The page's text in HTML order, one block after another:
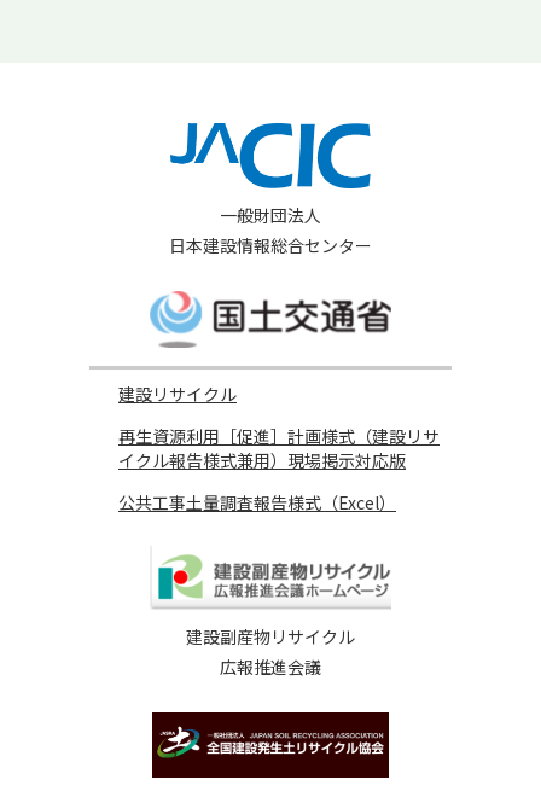
一般財団法人
日本建設情報総合センター
建設リサイクル
再生資源利用［促進］計画様式（建設リサ
イクル報告様式兼用）現場掲示対応版
公共工事土量調査報告様式（Excel）
建設副産物リサイクル
広報推進会議